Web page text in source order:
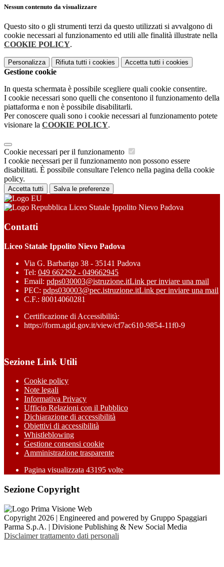
Nessun contenuto da visualizzare
Questo sito o gli strumenti terzi da questo utilizzati si avvalgono di
cookie necessari al funzionamento ed utili alle finalità illustrate nella
COOKIE POLICY.
Personalizza Rifiuta tutti i cookies Accetta tutti i cookies
Gestione cookie
In questa schermata è possibile scegliere quali cookie consentire.
I cookie necessari sono quelli che consentono il funzionamento della
piattaforma e non è possibile disabilitarli.
Per conoscere quali sono i cookie necessari al funzionamento potete
visionare la COOKIE POLICY.
Cookie necessari per il funzionamento
I cookie necessari per il funzionamento non possono essere
disabilitati. È possibile consultare l'elenco nella pagina della cookie
policy.
Accetta tutti Salva le preferenze
Liceo Statale Ippolito Nievo Padova
Contatti
Liceo Statale Ippolito Nievo Padova
Via G. Barbarigo 38 - 35141 Padova
Tel: 049 662292 - 049662945
Email: pdps030003@istruzione.itLink per inviare una mail
PEC: pdps030003@pec.istruzione.itLink per inviare una mail
C.F.: 80014060281
Certificazione di Accessibilità:
https://form.agid.gov.it/view/cf7ac610-9854-11f0-9
Sezione Link Utili
Cookie policy
Note legali
Informativa Privacy
Ufficio Relazioni con il Pubblico
Dichiarazione di accessibilità
Obiettivi di accessibilità
Whistleblowing
Gestione consensi cookie
Amministrazione trasparente
Pagina visualizzata 43195 volte
Sezione Copyright
Copyright 2026 | Engineered and powered by Gruppo Spaggiari
Parma S.p.A. | Divisione Publishing & New Social Media
Disclaimer trattamento dati personali